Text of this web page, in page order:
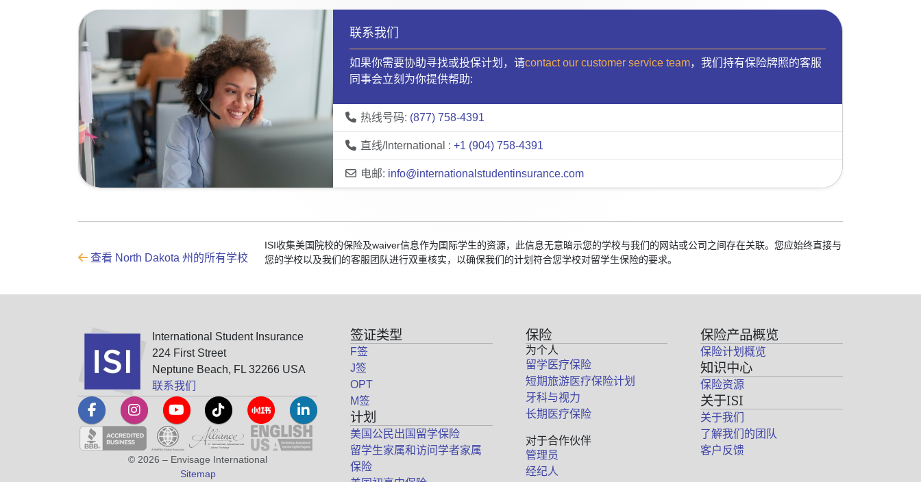
联系我们
如果你需要协助寻找或投保计划，请contact our customer service team，我们持有保险牌照的客服
同事会立刻为你提供帮助:
热线号码: (877) 758-4391
直线/International : +1 (904) 758-4391
电邮: info@internationalstudentinsurance.com
查看 North Dakota 州的所有学校
ISI收集美国院校的保险及waiver信息作为国际学生的资源，此信息无意暗示您的学校与我们的网站或公司之间存在关联。您应始终直接与
您的学校以及我们的客服团队进行双重核实，以确保我们的计划符合您学校对留学生保险的要求。
International Student Insurance
224 First Street
Neptune Beach, FL 32266 USA
联系我们
© 2026 – Envisage International
Sitemap
签证类型
F签
J签
OPT
M签
计划
美国公民出国留学保险
留学生家属和访问学者家属
保险
保险
为个人
留学医疗保险
短期旅游医疗保险计划
牙科与视力
长期医疗保险
对于合作伙伴
管理员
经纪人
保险产品概览
保险计划概览
知识中心
保险资源
关于ISI
关于我们
了解我们的团队
客户反馈